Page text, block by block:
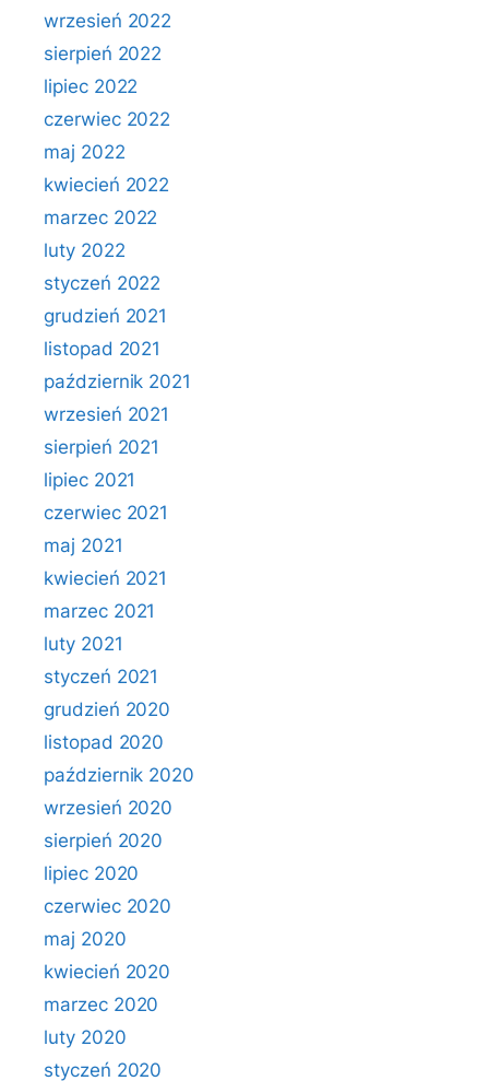
wrzesień 2022
sierpień 2022
lipiec 2022
czerwiec 2022
maj 2022
kwiecień 2022
marzec 2022
luty 2022
styczeń 2022
grudzień 2021
listopad 2021
październik 2021
wrzesień 2021
sierpień 2021
lipiec 2021
czerwiec 2021
maj 2021
kwiecień 2021
marzec 2021
luty 2021
styczeń 2021
grudzień 2020
listopad 2020
październik 2020
wrzesień 2020
sierpień 2020
lipiec 2020
czerwiec 2020
maj 2020
kwiecień 2020
marzec 2020
luty 2020
styczeń 2020